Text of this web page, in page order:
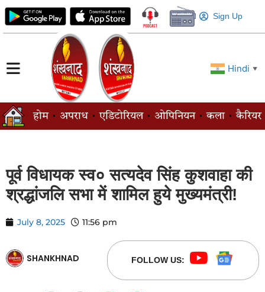
Sign Up
Hindi ▼
होम अपराध एडिटोरियल ओपिनियन कला कैरियर
पूर्व विधायक स्व० सत्यदेव सिंह कुशवाहा की
श्रद्धांजलि सभा में शामिल हुये मुख्यमंत्री!
July 8, 2025 11:56 pm
SHANKHNAD FOLLOW US: